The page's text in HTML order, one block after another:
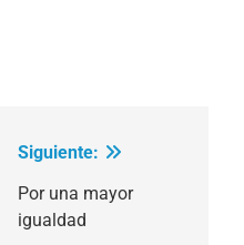
Siguiente:
Por una mayor
igualdad